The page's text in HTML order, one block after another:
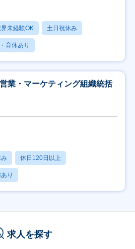
未経験OK 土日祝休み
育休あり
業・マーケティング組織統括
休日120日以上
り
求人を探す